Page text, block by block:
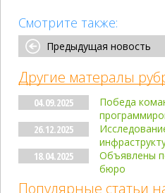
Смотрите также:
Предыдущая новость
Другие матералы
04.09.2025
Победа
26.12.2025
18.04.2025
Объявлены
бюро
Популярные статьи